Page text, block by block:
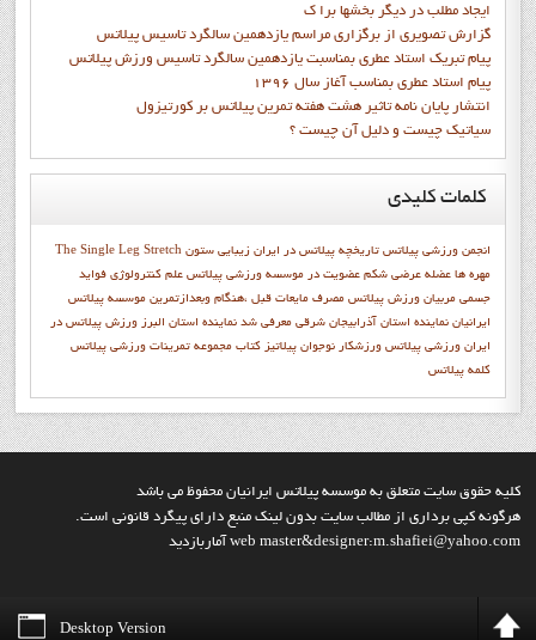
ايجاد مطلب در ديگر بخشها برا ک
گزارش تصويري از برگزاري مراسم يازدهمين سالگرد تاسيس پيلاتس
پيام تبريک استاد عطري بمناسبت يازدهمين سالگرد تاسيس ورزش پيلاتس
پيام استاد عطري بمناسب آغاز سال 1396
انتشار پايان نامه تاثیر هشت هفته تمرین پیلاتس بر کورتیزول
سیاتیک چیست و دلیل آن چیست ؟
کلماتکلیدی
The Single Leg Stretch انجمن ورزشي پيلاتس تاریخچه پیلاتس در ایران زیبایی ستون
مهره ها عضله عرضی شکم عضويت در موسسه ورزشي پيلاتس علم کنترولوژي فواید
جسمی مربیان ورزش پیلاتس مصرف مایعات قبل ،هنگام وبعدازتمرین موسسه پیلاتس
ایرانیان نماينده استان آذرابيجان شرقي معرفي شد نماينده استان البرز ورزش پیلاتس در
ایران ورزشي پيلاتس ورزشکار نوجوان پيلاتيز کتاب مجموعه تمرينات ورزشي پيلاتس
کلمه پيلاتس
کليه حقوق سايت متعلق به موسسه پيلاتس ايرانيان محفوظ مي باشد
هرگونه کپي برداري از مطالب سايت بدون لينک منبع داراي پيگرد قانوني است.
web master&designer:m.shafiei@yahoo.com آماربازديد
Desktop Version